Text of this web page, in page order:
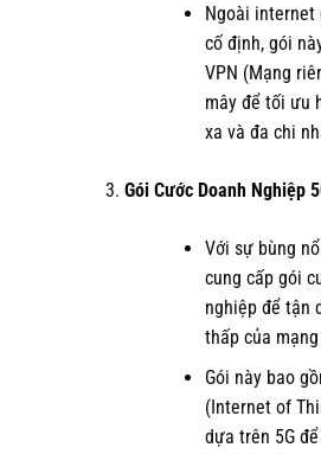
Ngoài internet
cố định, gói
VPN (Mạng
mây để tối ưu
xa và đa chi
Gói Cước Doanh Nghiệp
Với sự bùng
cung cấp gói
nghiệp để tận
thấp của mạng
Gói này bao
(Internet of
dựa trên 5G